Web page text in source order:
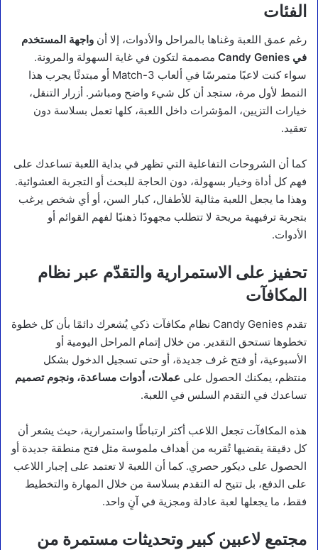
الفئات
رغم عمق اللعبة وغناها بالمراحل والأدوات، إلا أن واجهة المستخدم
في Candy Genies
مصممة لتكون في غاية السهولة والمرونة.
سواء كنت لاعبًا متمرسًا في ألعاب Match-3 أو مبتدئًا يجرب هذا
النمط لأول مرة، ستجد أن كل شيء واضح ومباشر. أزرار التنقل،
خيارات التزيين، المؤشرات داخل اللعبة، كلها تعمل بسلاسة دون
تعقيد.
كما أن الشروحات التفاعلية التي تظهر في بداية اللعبة تساعدك على
فهم كل أداة وخيار بسهولة، دون الحاجة للبحث أو التجربة العشوائية.
وهذا ما يجعل اللعبة مثالية للأطفال، كبار السن، أو أي شخص يرغب
بتجربة ترفيهية مريحة لا تتطلب مجهودًا ذهنيًا لفهم القوائم أو
الأدوات.
تحفيز على الاستمرارية والتقدّم عبر نظام
المكافآت
تقدم Candy Genies نظام مكافآت ذكي يُشعرك دائمًا بأن كل خطوة
تخطوها تستحق التقدير. من خلال إتمام المراحل اليومية أو
الأسبوعية، أو فتح غرف جديدة، أو حتى تسجيل الدخول بشكل
منتظم، يمكنك الحصول على عملات، أدوات مساعدة، ونجوم تصميم
تساعدك في التقدم السلس في اللعبة.
هذه المكافآت تجعل اللاعب أكثر ارتباطًا واستمرارية، حيث يشعر أن
كل دقيقة يقضيها تُقربه من أهداف ملموسة مثل فتح منطقة جديدة أو
الحصول على ديكور حصري. كما أن اللعبة لا تعتمد على إجبار اللاعب
على الدفع، بل تتيح له التقدم بسلاسة من خلال المهارة والتخطيط
فقط، ما يجعلها لعبة عادلة ومجزية في آنٍ واحد.
مجتمع لاعبين كبير وتحديثات مستمرة من